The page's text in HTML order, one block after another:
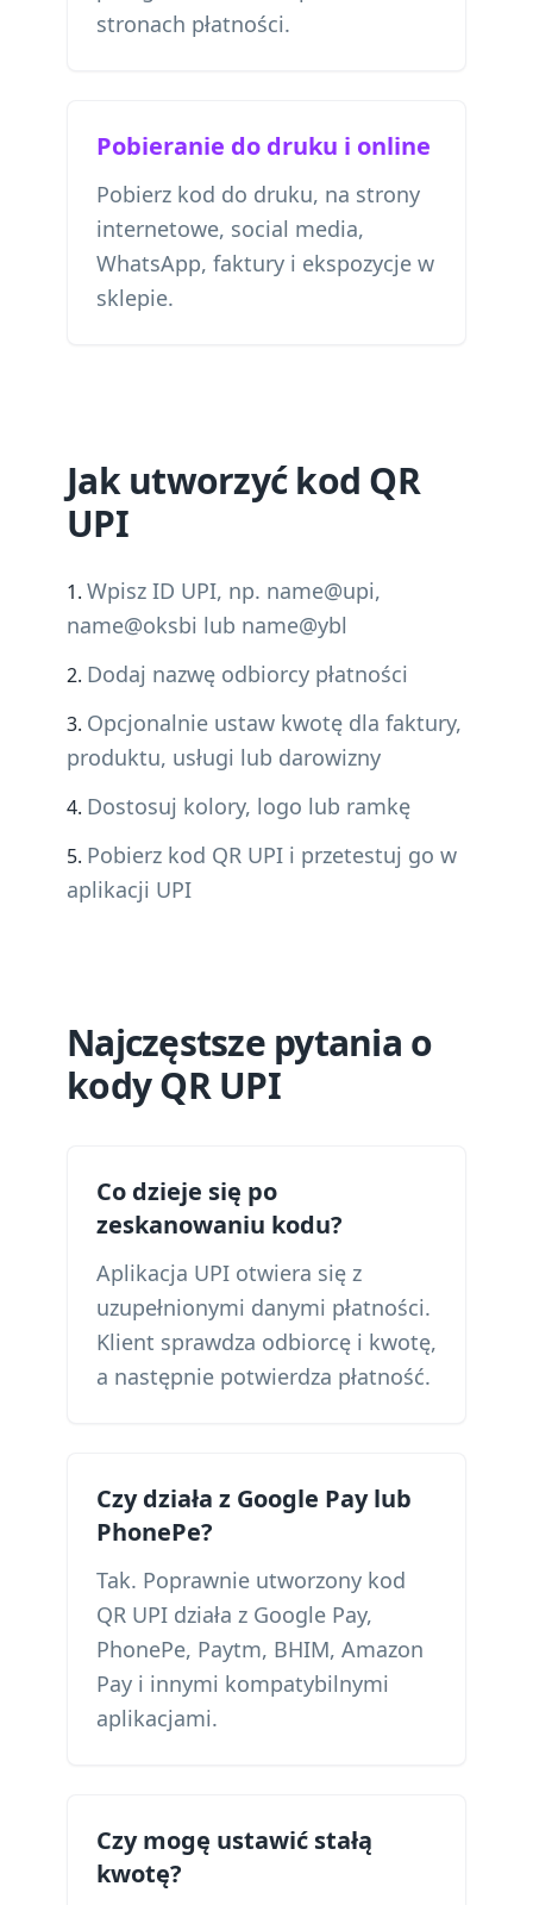
stronach płatności.
Pobieranie do druku i online
Pobierz kod do druku, na strony
internetowe, social media,
WhatsApp, faktury i ekspozycje w
sklepie.
Jak utworzyć kod QR
UPI
Wpisz ID UPI, np. name@upi,
name@oksbi lub name@ybl
Dodaj nazwę odbiorcy płatności
Opcjonalnie ustaw kwotę dla faktury,
produktu, usługi lub darowizny
Dostosuj kolory, logo lub ramkę
Pobierz kod QR UPI i przetestuj go w
aplikacji UPI
Najczęstsze pytania o
kody QR UPI
Co dzieje się po
zeskanowaniu kodu?
Aplikacja UPI otwiera się z
uzupełnionymi danymi płatności.
Klient sprawdza odbiorcę i kwotę,
a następnie potwierdza płatność.
Czy działa z Google Pay lub
PhonePe?
Tak. Poprawnie utworzony kod
QR UPI działa z Google Pay,
PhonePe, Paytm, BHIM, Amazon
Pay i innymi kompatybilnymi
aplikacjami.
Czy mogę ustawić stałą
kwotę?